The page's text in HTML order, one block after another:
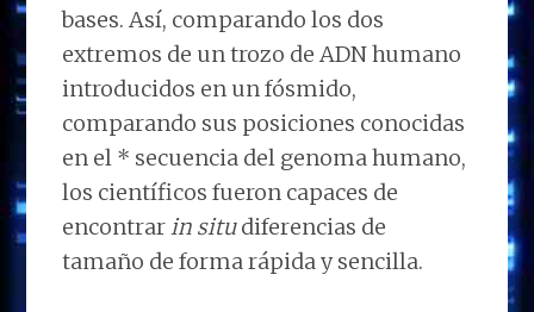
bases. Así, comparando los dos
extremos de un trozo de ADN humano
introducidos en un fósmido,
comparando sus posiciones conocidas
en el * secuencia del genoma humano,
los científicos fueron capaces de
encontrar in situdiferencias de
tamaño de forma rápida y sencilla.